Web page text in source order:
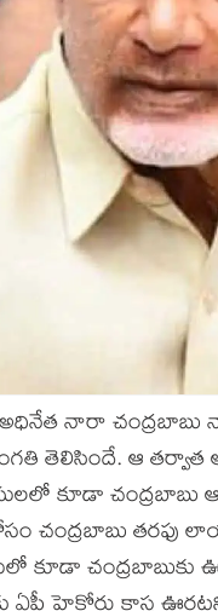
నారా చంద్రబాబు
తెలిసిందే. ఆ తర్వాత
కూడా
తరఫు
కూడా